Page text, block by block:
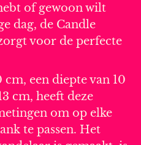
of gewoon wilt
dag, de Candle
voor de perfecte
een diepte van 10
cm, heeft deze
om op elke
te passen. Het